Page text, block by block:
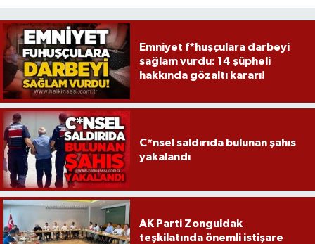
Emniyet f*huşçulara darbeyi
sağlam vurdu: 14 şüpheli
hakkında gözaltı kararı!
C*nsel saldırıda bulunan şahıs
yakalandı
AK Parti Zonguldak
teşkilatında önemli istişare